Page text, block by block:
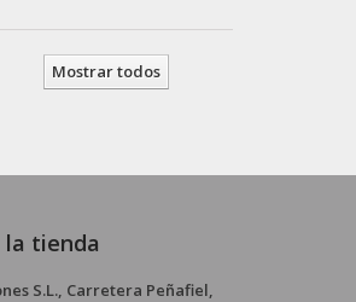
Mostrar todos
la tienda
S.L., Carretera Peñafiel,